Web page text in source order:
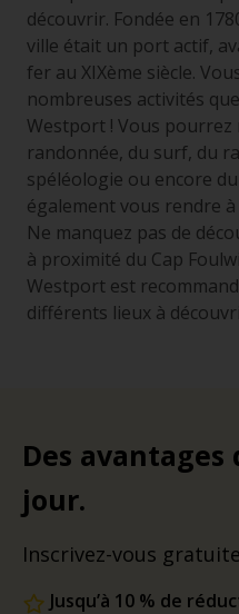
découvrir. Fondée en
ville était un port actif,
fer au XIXème siècle.
nombreuses activités
Westport ! Vous
randonnée, du surf, du
spéléologie ou encore
également vous rendre
Ne manquez pas de
à proximité du Cap
Westport est
différents lieux à
Des
jour.
Inscrivez-vous
Jusqu’à 10 % de